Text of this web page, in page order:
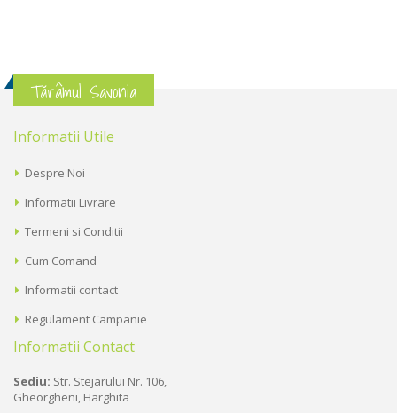
Tărâmul Savonia
Informatii Utile
Despre Noi
Informatii Livrare
Termeni si Conditii
Cum Comand
Informatii contact
Regulament Campanie
Informatii Contact
Sediu: Str. Stejarului Nr. 106,
Gheorgheni, Harghita